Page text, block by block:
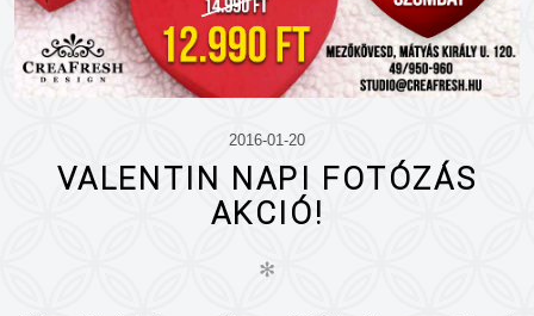
2016-01-20
VALENTIN NAPI FOTÓZÁS
AKCIÓ!
✻